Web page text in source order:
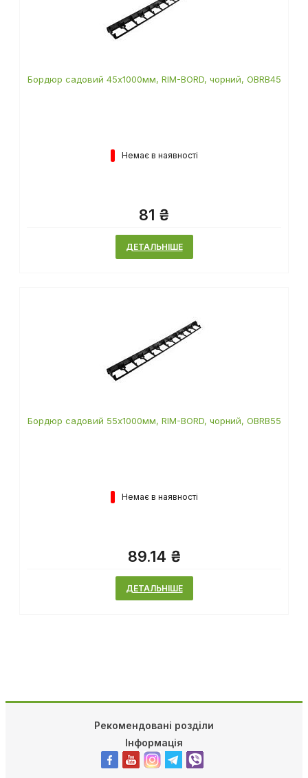
Бордюр садовий 45х1000мм, RIM-BORD, чорний, OBRB45
Немає в наявності
81 ₴
ДЕТАЛЬНІШЕ
Бордюр садовий 55х1000мм, RIM-BORD, чорний, OBRB55
Немає в наявності
89.14 ₴
ДЕТАЛЬНІШЕ
Рекомендовані розділи
Інформація